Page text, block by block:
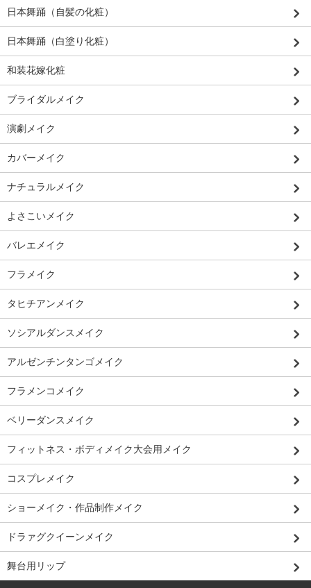
日本舞踊（自髪の化粧）
日本舞踊（白塗り化粧）
和装花嫁化粧
ブライダルメイク
演劇メイク
カバーメイク
ナチュラルメイク
よさこいメイク
バレエメイク
フラメイク
タヒチアンメイク
ソシアルダンスメイク
アルゼンチンタンゴメイク
フラメンコメイク
ベリーダンスメイク
フィットネス・ボディメイク大会用メイク
コスプレメイク
ショーメイク・作品制作メイク
ドラァグクイーンメイク
舞台用リップ